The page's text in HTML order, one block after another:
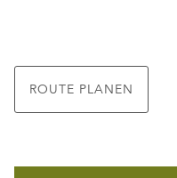
ROUTE PLANEN